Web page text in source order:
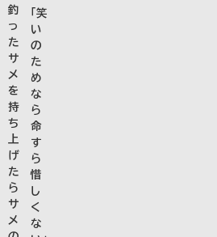
釣
っ
た
サ
メ
を
持
ち
上
げ
た
ら
サ
メ
「笑
い
の
た
め
な
ら
命
す
ら
惜
し
く
な